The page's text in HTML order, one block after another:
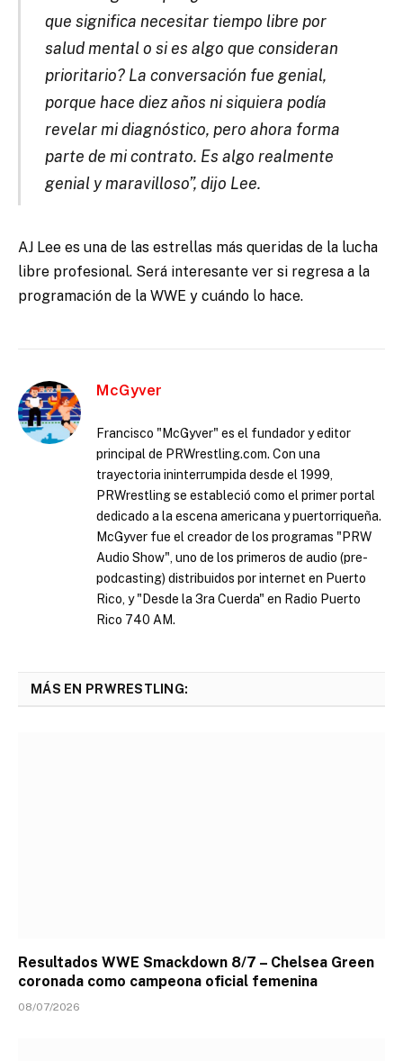
que significa necesitar tiempo libre por
salud mental o si es algo que consideran
prioritario? La conversación fue genial,
porque hace diez años ni siquiera podía
revelar mi diagnóstico, pero ahora forma
parte de mi contrato. Es algo realmente
genial y maravilloso”, dijo Lee.
AJ Lee es una de las estrellas más queridas de la lucha
libre profesional. Será interesante ver si regresa a la
programación de la WWE y cuándo lo hace.
McGyver
Francisco "McGyver" es el fundador y editor
principal de PRWrestling.com. Con una
trayectoria ininterrumpida desde el 1999,
PRWrestling se estableció como el primer portal
dedicado a la escena americana y puertorriqueña.
McGyver fue el creador de los programas "PRW
Audio Show", uno de los primeros de audio (pre-
podcasting) distribuidos por internet en Puerto
Rico, y "Desde la 3ra Cuerda" en Radio Puerto
Rico 740 AM.
MÁS EN PRWRESTLING:
Resultados WWE Smackdown 8/7 – Chelsea Green
coronada como campeona oficial femenina
08/07/2026